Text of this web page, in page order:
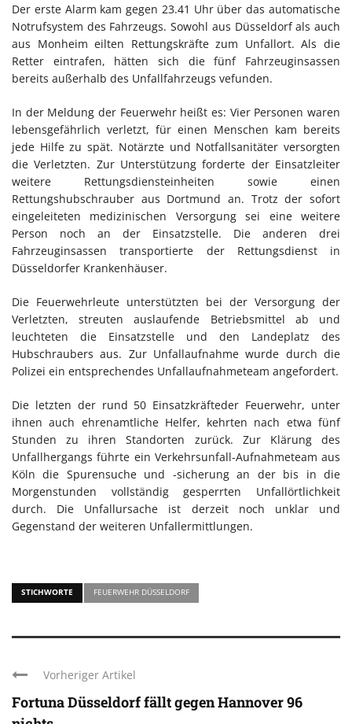
Der erste Alarm kam gegen 23.41 Uhr über das automatische
Notrufsystem des Fahrzeugs. Sowohl aus Düsseldorf als auch
aus Monheim eilten Rettungskräfte zum Unfallort. Als die
Retter eintrafen, hätten sich die fünf Fahrzeuginsassen
bereits außerhalb des Unfallfahrzeugs vefunden.
In der Meldung der Feuerwehr heißt es: Vier Personen waren
lebensgefährlich verletzt, für einen Menschen kam bereits
jede Hilfe zu spät. Notärzte und Notfallsanitäter versorgten
die Verletzten. Zur Unterstützung forderte der Einsatzleiter
weitere Rettungsdiensteinheiten sowie einen
Rettungshubschrauber aus Dortmund an. Trotz der sofort
eingeleiteten medizinischen Versorgung sei eine weitere
Person noch an der Einsatzstelle. Die anderen drei
Fahrzeuginsassen transportierte der Rettungsdienst in
Düsseldorfer Krankenhäuser.
Die Feuerwehrleute unterstützten bei der Versorgung der
Verletzten, streuten auslaufende Betriebsmittel ab und
leuchteten die Einsatzstelle und den Landeplatz des
Hubschraubers aus. Zur Unfallaufnahme wurde durch die
Polizei ein entsprechendes Unfallaufnahmeteam angefordert.
Die letzten der rund 50 Einsatzkräfteder Feuerwehr, unter
ihnen auch ehrenamtliche Helfer, kehrten nach etwa fünf
Stunden zu ihren Standorten zurück. Zur Klärung des
Unfallhergangs führte ein Verkehrsunfall-Aufnahmeteam aus
Köln die Spurensuche und -sicherung an der bis in die
Morgenstunden vollständig gesperrten Unfallörtlichkeit
durch. Die Unfallursache ist derzeit noch unklar und
Gegenstand der weiteren Unfallermittlungen.
STICHWORTE FEUERWEHR DÜSSELDORF
Vorheriger Artikel
Fortuna Düsseldorf fällt gegen Hannover 96